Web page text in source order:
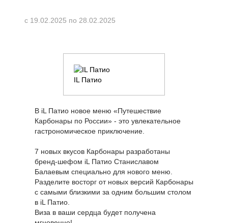
с 19.02.2025 по 28.02.2025
IL Патио
В iL Патио новое меню «Путешествие
Карбонары по России» - это увлекательное
гастрономическое приключение.
7 новых вкусов Карбонары разработаны
бренд-шефом iL Патио Станиславом
Балаевым специально для нового меню.
Разделите восторг от новых версий Карбонары
с самыми близкими за одним большим столом
в iL Патио.
Виза в ваши сердца будет получена